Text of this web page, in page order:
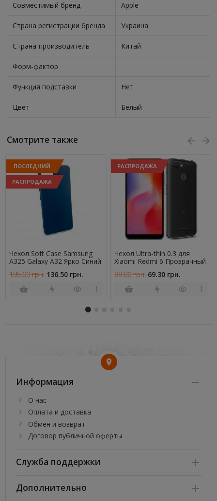
Совместимый бренд Apple
Страна регистрации бренда Украина
Страна-производитель Китай
Форм-фактор
Функция подставки Нет
Цвет Белый
Смотрите также
ПОСЛЕДНИЙ
РАСПРОДАЖА
Чехол Soft Case Samsung
A325 Galaxy A32 Ярко Синий
195.00 грн. 136.50 грн.
РАСПРОДАЖА
Чехол Ultra-thin 0.3 для
Xiaomi Redmi 6 Прозрачный
99.00 грн. 69.30 грн.
Информация
О нас
Оплата и доставка
Обмен и возврат
Договор публичной оферты
Служба поддержки
Дополнительно